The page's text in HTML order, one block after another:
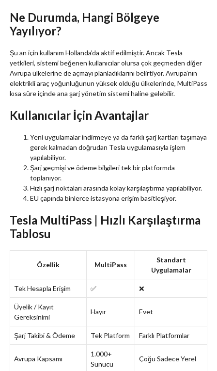
Ne Durumda, Hangi Bölgeye
Yayılıyor?
Şu an için kullanım Hollanda’da aktif edilmiştir. Ancak Tesla
yetkileri, sistemi beğenen kullanıcılar olursa çok geçmeden diğer
Avrupa ülkelerine de açmayı planladıklarını belirtiyor. Avrupa’nın
elektrikli araç yoğunluğunun yüksek olduğu ülkelerinde, MultiPass
kısa süre içinde ana şarj yönetim sistemi haline gelebilir.
Kullanıcılar İçin Avantajlar
Yeni uygulamalar indirmeye ya da farklı şarj kartları taşımaya
gerek kalmadan doğrudan Tesla uygulamasıyla işlem
yapılabiliyor.
Şarj geçmişi ve ödeme bilgileri tek bir platformda
toplanıyor.
Hızlı şarj noktaları arasında kolay karşılaştırma yapılabiliyor.
EU çapında binlerce istasyona erişim basitleşiyor.
Tesla MultiPass | Hızlı Karşılaştırma
Tablosu
Özellik MultiPass
Standart
Uygulamalar
Tek Hesapla Erişim ✅ ❌
Üyelik / Kayıt
Gereksinimi
Hayır Evet
Şarj Takibi & Ödeme Tek Platform Farklı Platformlar
Avrupa Kapsamı
1.000+
Sunucu
Çoğu Sadece Yerel